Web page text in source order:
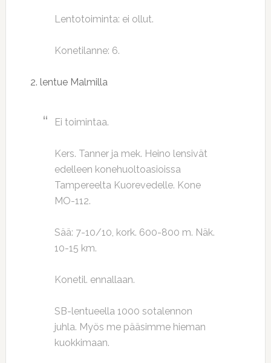
Lentotoiminta: ei ollut.
Konetilanne: 6.
2. lentue Malmilla
Ei toimintaa.
Kers. Tanner ja mek. Heino lensivät
edelleen konehuoltoasioissa
Tampereelta Kuorevedelle. Kone
MO-112.
Sää: 7-10/10, kork. 600-800 m. Näk.
10-15 km.
Konetil. ennallaan.
SB-lentueella 1000 sotalennon
juhla. Myös me pääsimme hieman
kuokkimaan.